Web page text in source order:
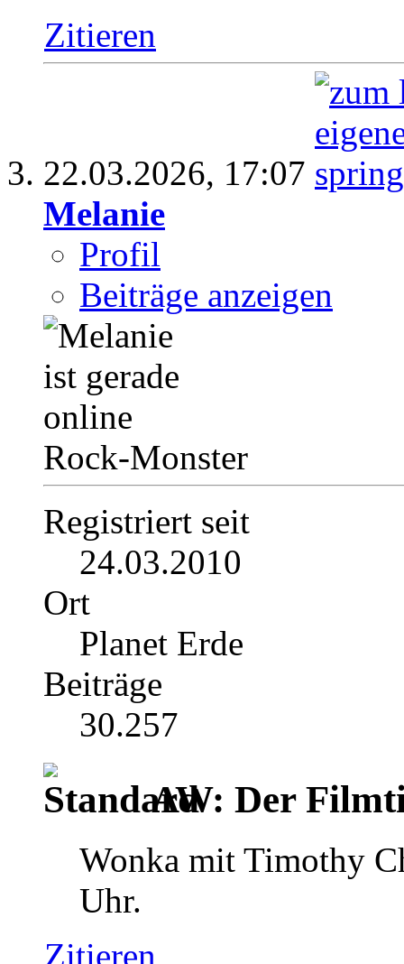
Zitieren
22.03.2026, 17:07
Melanie
Profil
Beiträge anzeigen
Rock-Monster
Registriert seit
24.03.2010
Ort
Planet Erde
Beiträge
30.257
AW: Der
Wonka mit Timothy
Uhr.
Zitieren